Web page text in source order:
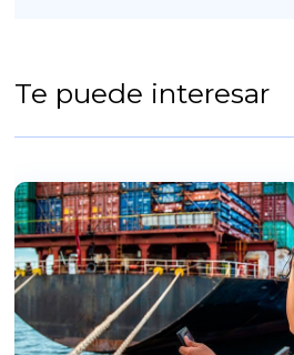
Te puede interesar